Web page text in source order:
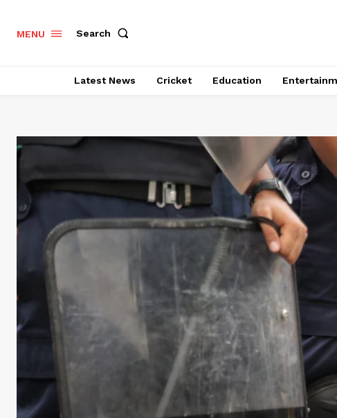
MENU Search
Latest News Cricket Education